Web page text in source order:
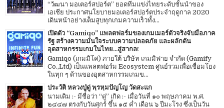
“วัฒนา มอเตอร์สปอร์ต” ยอดทีมแข่งไทยระดับชั้นนำของ
เอเชีย ประกาศนโยบายมอเตอร์สปอร์ตประจำฤดูกาล 2020
เดินหน้าอย่างเต็มสูบทุกเกมความเร็วทั้ง...
เปิดตัว “Gamiqo” แพลตฟอร์มของเกมเมอร์ตัวจริงจับมือภาค
รัฐ สร้างความมั่นใจระบบความปลอดภัย และผลักดัน
อุตสาหกรรมเกมในไทย...สู่สากล!
Gamiqo (เกมมิโค่) ภายใต้ บริษัท เกมมิฟาย จำกัด (Gamify
Co.,Ltd) เป็นแพลตฟอร์ม Ecosystem ศูนย์รวมเพื่อเชื่อมโยง
ในทุก ๆ ด้านของอุตสาหกรรมเกมข...
ประวัติ หลวงปู่ดู่ พฺรหฺมปัญโญ วัดสะแก
นามเดิม :- มีชื่อว่า “ดู่” เกิด :- เมื่อวันที่ ๑๐ พฤษภาคม พ.ศ.
๒๔๔๗ ตรงกับวันศุกร์ ขึ้น ๑๕ ค่ำ เดือน ๖ ปีมะโรง ซึ่งเป็นวัน